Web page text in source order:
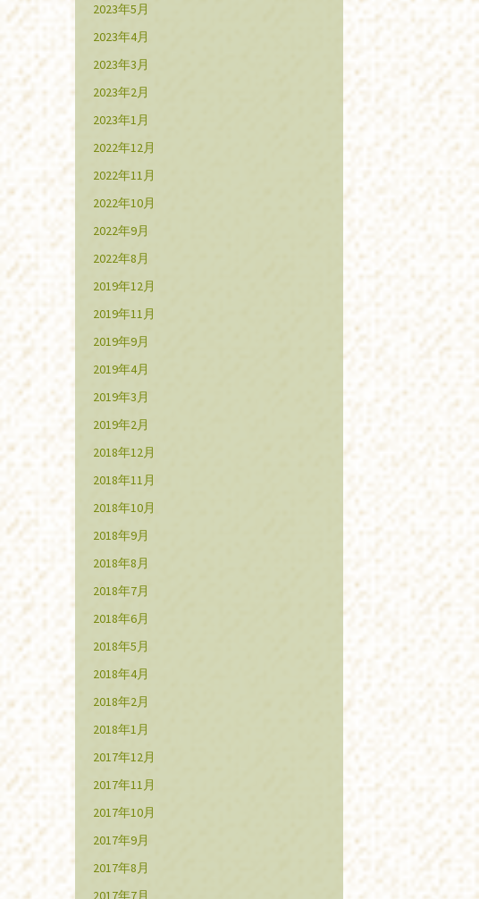
2023年5月
2023年4月
2023年3月
2023年2月
2023年1月
2022年12月
2022年11月
2022年10月
2022年9月
2022年8月
2019年12月
2019年11月
2019年9月
2019年4月
2019年3月
2019年2月
2018年12月
2018年11月
2018年10月
2018年9月
2018年8月
2018年7月
2018年6月
2018年5月
2018年4月
2018年2月
2018年1月
2017年12月
2017年11月
2017年10月
2017年9月
2017年8月
2017年7月